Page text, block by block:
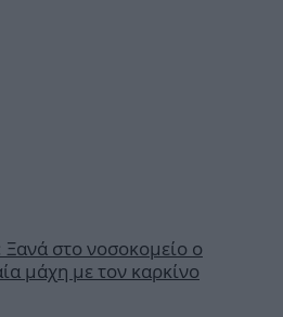
στο νοσοκομείο ο
μάχη με τον καρκίνο